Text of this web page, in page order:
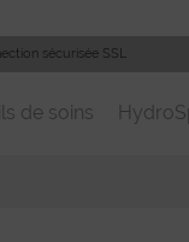
sécurisée SSL
de soins